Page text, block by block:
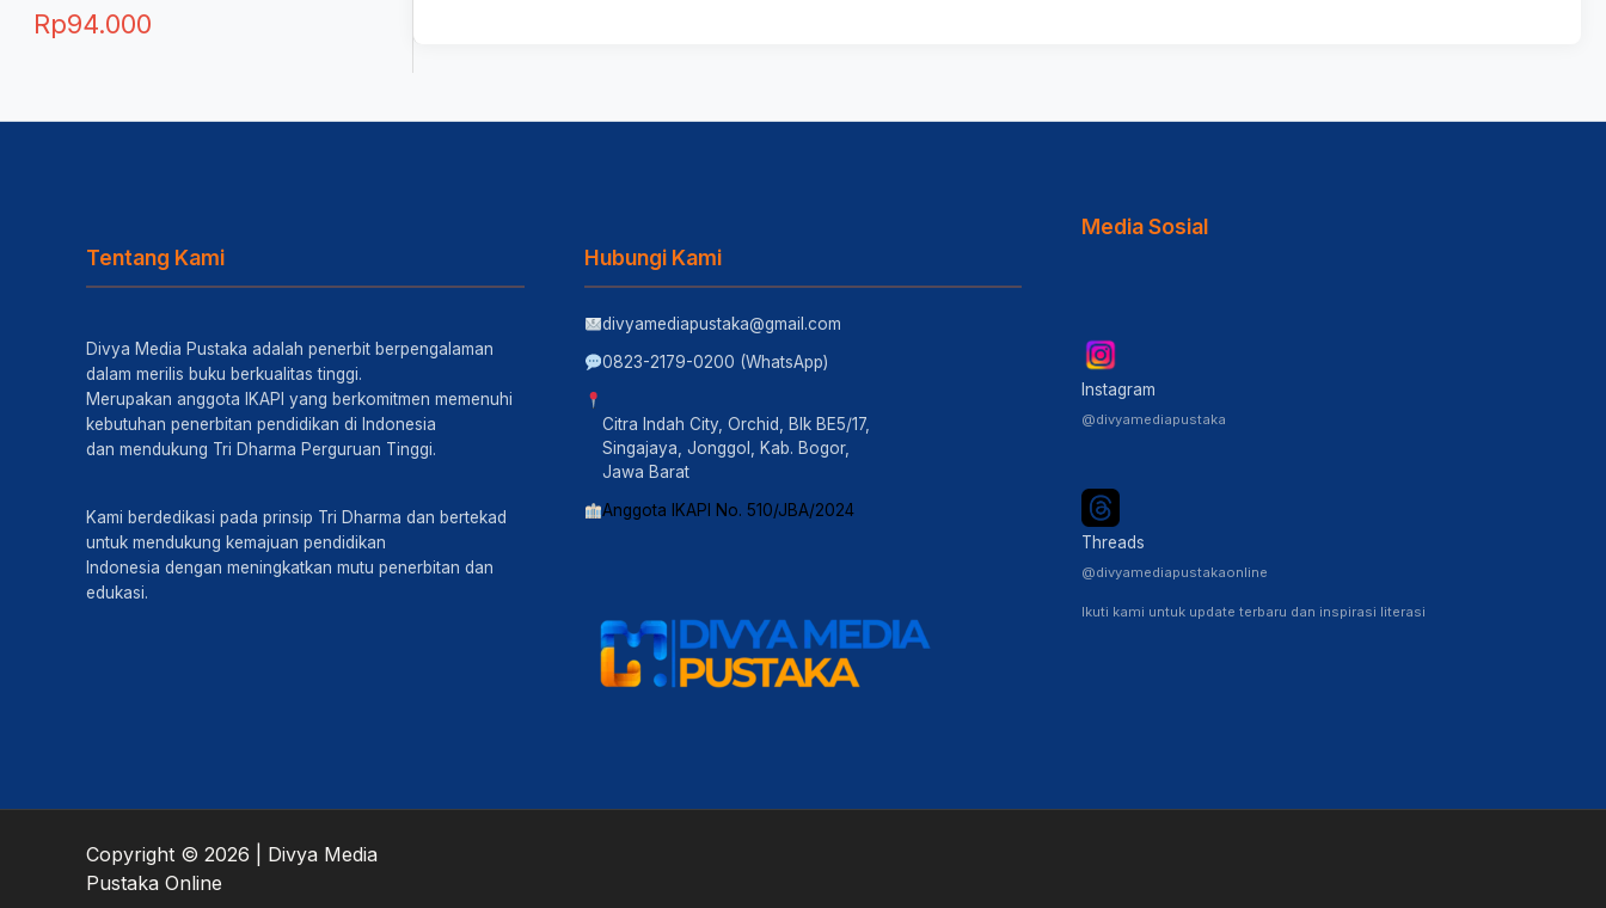
Rp94.000
Tentang Kami
Divya Media Pustaka adalah penerbit berpengalaman
dalam merilis buku berkualitas tinggi.
Merupakan anggota IKAPI yang berkomitmen memenuhi
kebutuhan penerbitan pendidikan di Indonesia
dan mendukung Tri Dharma Perguruan Tinggi.
Kami berdedikasi pada prinsip Tri Dharma dan bertekad
untuk mendukung kemajuan pendidikan
Indonesia dengan meningkatkan mutu penerbitan dan
edukasi.
Hubungi Kami
divyamediapustaka@gmail.com
0823-2179-0200 (WhatsApp)
Citra Indah City, Orchid, Blk BE5/17,
Singajaya, Jonggol, Kab. Bogor,
Jawa Barat
Anggota IKAPI No. 510/JBA/2024
Media Sosial
Instagram
@divyamediapustaka
Threads
@divyamediapustakaonline
Ikuti kami untuk update terbaru dan inspirasi literasi
Copyright © 2026 | Divya Media
Pustaka Online